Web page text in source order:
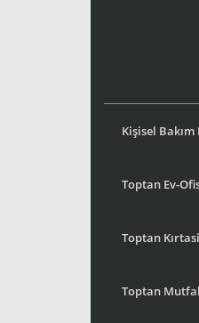
Kişisel
Toptan Ev-
Toptan
Toptan